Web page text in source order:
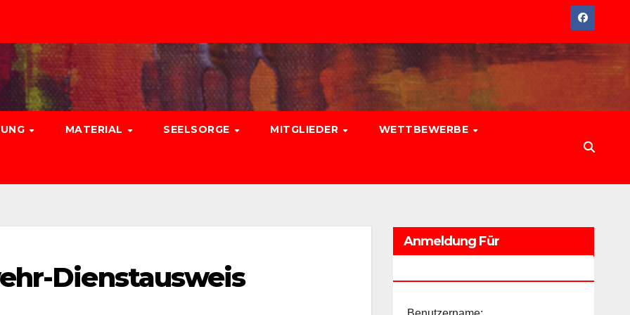
MATERIAL SEELSORGE MITGLIEDER WETTBEWERBE
Dienstausweis
Anmeldung Für